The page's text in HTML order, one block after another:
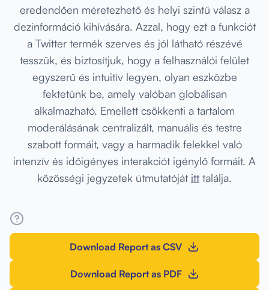
eredendően méretezhető és helyi szintű válasz a
dezinformáció kihívására. Azzal, hogy ezt a funkciót
a Twitter termék szerves és jól látható részévé
tesszük, és biztosítjuk, hogy a felhasználói felület
egyszerű és intuitív legyen, olyan eszközbe
fektetünk be, amely valóban globálisan
alkalmazható. Emellett csökkenti a tartalom
moderálásának centralizált, manuális és testre
szabott formáit, vagy a harmadik felekkel való
intenzív és időigényes interakciót igénylő formáit. A
közösségi jegyzetek útmutatóját itt találja.
Download Report as CSV
Download Report as PDF